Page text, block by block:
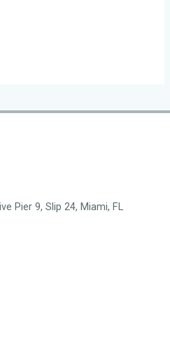
Pier 9, Slip 24, Miami, FL